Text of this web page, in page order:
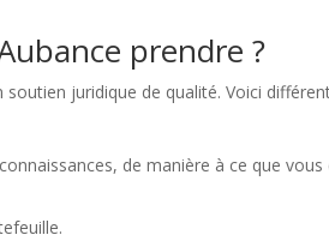
prendre ?
juridique de qualité. Voici
de manière à ce que